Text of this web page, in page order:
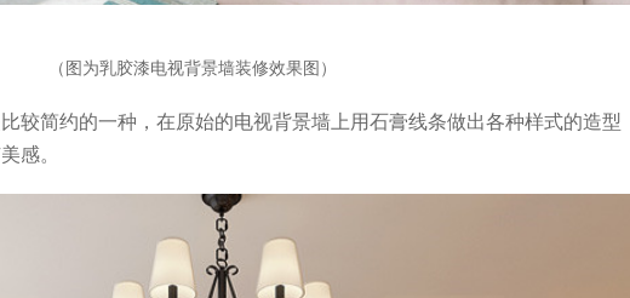
（图为乳胶漆电视背景墙装修效果图）
较简约的一种，在原始的电视背景墙上用石膏线条做出各种样式的造型
感。